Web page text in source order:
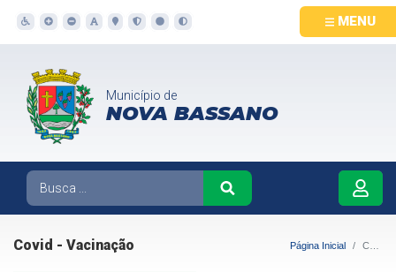
MENU
Município de
NOVA BASSANO
Covid - Vacinação Página Inicial Covid - Vacinação